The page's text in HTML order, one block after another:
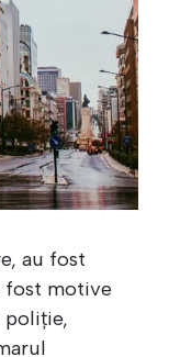
au fost
fost motive
poliție,